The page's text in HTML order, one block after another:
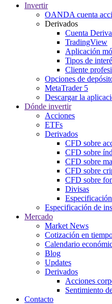
Invertir
OANDA cuenta
Derivados
Cuenta
TradingView
Aplicación
Tipos de
Cliente
Opciones de
MetaTrader 5
Descargar la
Dónde invertir
Acciones
ETFs
Derivados
CFD sobre
CFD sobre
CFD sobre
CFD sobre
CFD sobre
Divisas
Especificación de
Mercado
Market News
Cotización en
Calendario
Blog
Updates
Derivados
Acciones
Sentimiento
Contacto